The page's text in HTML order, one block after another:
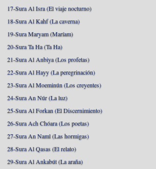
17-Sura Al Isra (El viaje nocturno)
18-Sura Al Kahf (La caverna)
19-Sura Maryam (Maríam)
20-Sura Ta Ha (Ta Ha)
21-Sura Al Anbiya (Los profetas)
22-Sura Al Hayy (La peregrinación)
23-Sura Al Moeminún (Los creyentes)
24-Sura An Núr (La luz)
25-Sura Al Forkan (El Discernimiento)
26-Sura Ach Chóara (Los poetas)
27-Sura An Naml (Las hormigas)
28-Sura Al Qasas (El relato)
29-Sura Al Ankabút (La araña)